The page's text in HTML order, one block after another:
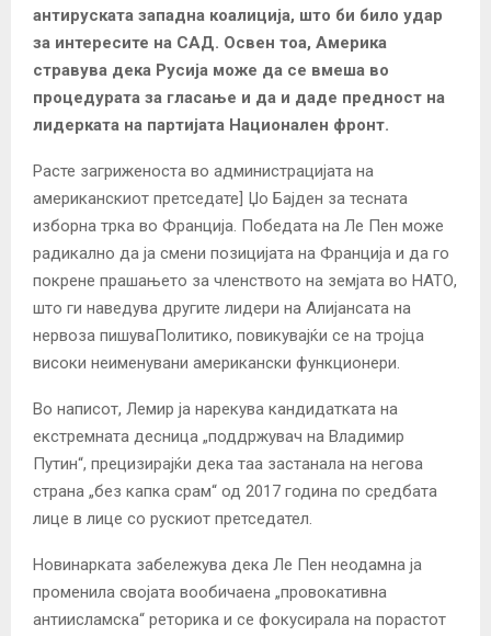
антируската западна коалиција, што би било удар
за интересите на САД. Освен тоа, Америка
стравува дека Русија може да се вмеша во
процедурата за гласање и да и даде предност на
лидерката на партијата Национален фронт.
Расте загриженоста во администрацијата на
американскиот претседате] Џо Бајден за тесната
изборна трка во Франција. Победата на Ле Пен може
радикално да ја смени позицијата на Франција и да го
покрене прашањето за членството на земјата во НАТО,
што ги наведува другите лидери на Алијансата на
нервоза пишуваПолитико, повикувајќи се на тројца
високи неименувани американски функционери.
Во написот, Лемир ја нарекува кандидатката на
екстремната десница „поддржувач на Владимир
Путин“, прецизирајќи дека таа застанала на негова
страна „без капка срам“ од 2017 година по средбата
лице в лице со рускиот претседател.
Новинарката забележува дека Ле Пен неодамна ја
променила својата вообичаена „провокативна
антиисламска“ реторика и се фокусирала на порастот